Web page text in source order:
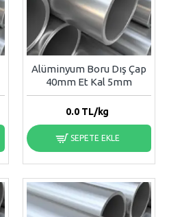
Alüminyum Boru Dış Çap
40mm Et Kal 5mm
0.0TL/kg
SEPETE EKLE